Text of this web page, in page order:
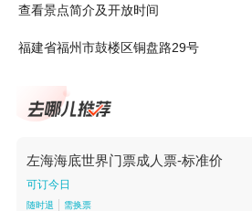
查看景点简介及开放时间
福建省福州市鼓楼区铜盘路29号
左海海底世界门票成人票-标准价
可订今日
随时退 需换票